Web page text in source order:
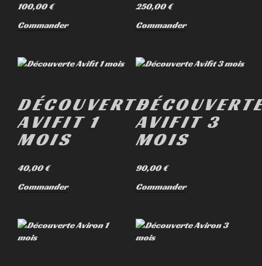
100,00€
Commander
250,00€
Commander
DÉCOUVERTE
AVIFIT 1
MOIS
40,00€
Commander
AVIFIT 3
MOIS
90,00€
Commander